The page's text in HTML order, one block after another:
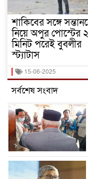
শাকিবের সঙ্গে
নিয়ে অপুর পোস্টের
মিনিট পরেই বুবলীর
স্ট্যাটাস
15-06-2025
সর্বশেষ সংবাদ